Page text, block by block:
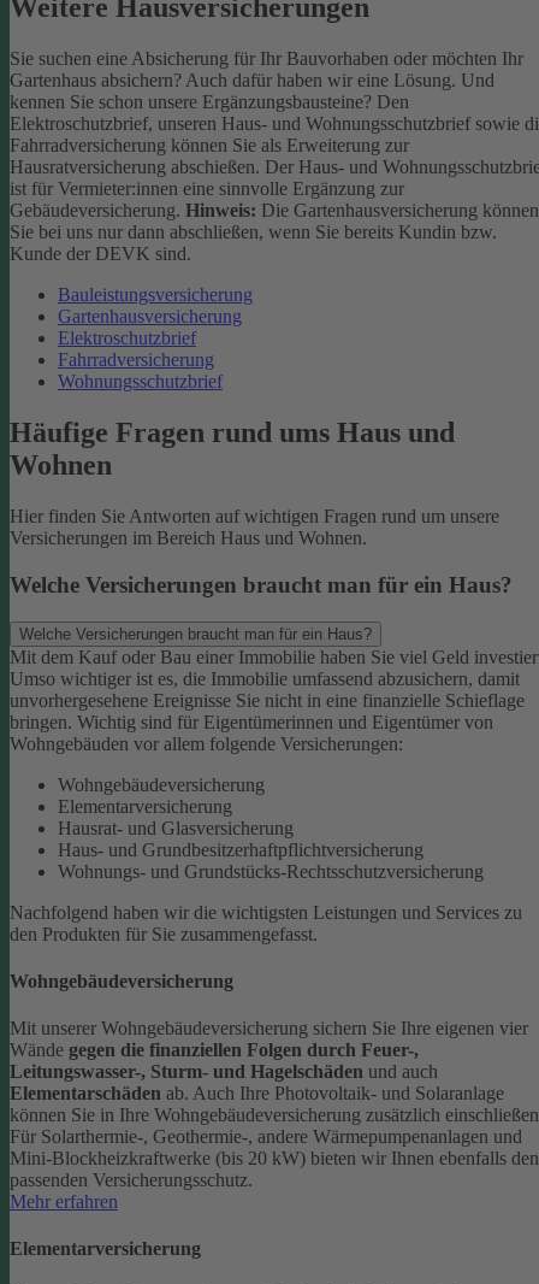
Weitere Hausversicherungen
Sie suchen eine Absicherung für Ihr Bauvorhaben oder möchten Ihr
Gartenhaus absichern? Auch dafür haben wir eine Lösung. Und
kennen Sie schon unsere Ergänzungsbausteine? Den
Elektroschutzbrief, unseren Haus- und Wohnungsschutzbrief sowie
Fahrradversicherung können Sie als Erweiterung zur
Hausratversicherung abschießen. Der Haus- und
ist für Vermieter:innen eine sinnvolle Ergänzung zur
Gebäudeversicherung. Hinweis: Die Gartenhausversicherung können
Sie bei uns nur dann abschließen, wenn Sie bereits Kundin bzw.
Kunde der DEVK sind.
Bauleistungsversicherung
Gartenhausversicherung
Elektroschutzbrief
Fahrradversicherung
Wohnungsschutzbrief
Häufige Fragen rund ums Haus und
Wohnen
Hier finden Sie Antworten auf wichtigen Fragen rund um unsere
Versicherungen im Bereich Haus und Wohnen.
Welche Versicherungen braucht man für ein Haus?
Welche Versicherungen braucht man für ein Haus?
Mit dem Kauf oder Bau einer Immobilie haben Sie viel Geld
Umso wichtiger ist es, die Immobilie umfassend abzusichern, damit
unvorhergesehene Ereignisse Sie nicht in eine finanzielle Schieflage
bringen. Wichtig sind für Eigentümerinnen und Eigentümer von
Wohngebäuden vor allem folgende Versicherungen:
Wohngebäudeversicherung
Elementarversicherung
Hausrat- und Glasversicherung
Haus- und Grundbesitzerhaftpflichtversicherung
Wohnungs- und Grundstücks-Rechtsschutzversicherung
Nachfolgend haben wir die wichtigsten Leistungen und Services zu
den Produkten für Sie zusammengefasst.
Wohngebäudeversicherung
Mit unserer Wohngebäudeversicherung sichern Sie Ihre eigenen vier
Wände gegen die finanziellen Folgen durch Feuer-,
Leitungswasser-, Sturm- und Hagelschäden und auch
Elementarschäden ab. Auch Ihre Photovoltaik- und Solaranlage
können Sie in Ihre Wohngebäudeversicherung zusätzlich
Für Solarthermie-, Geothermie-, andere Wärmepumpenanlagen und
Mini-Blockheizkraftwerke (bis 20 kW) bieten wir Ihnen ebenfalls den
passenden Versicherungsschutz.
Mehr erfahren
Elementarversicherung